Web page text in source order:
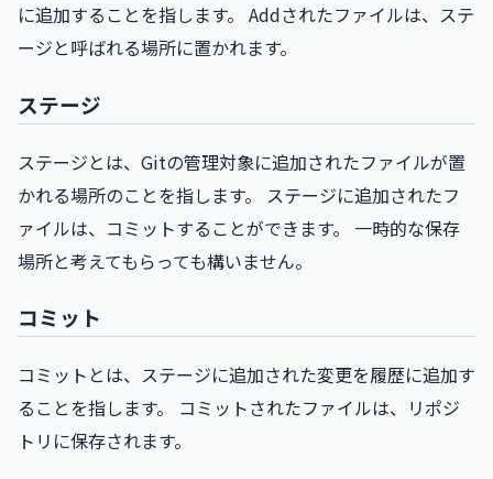
に追加することを指します。 Addされたファイルは、ステ
ージと呼ばれる場所に置かれます。
ステージ
ステージとは、Gitの管理対象に追加されたファイルが置
かれる場所のことを指します。 ステージに追加されたフ
ァイルは、コミットすることができます。 一時的な保存
場所と考えてもらっても構いません。
コミット
コミットとは、ステージに追加された変更を履歴に追加す
ることを指します。 コミットされたファイルは、リポジ
トリに保存されます。